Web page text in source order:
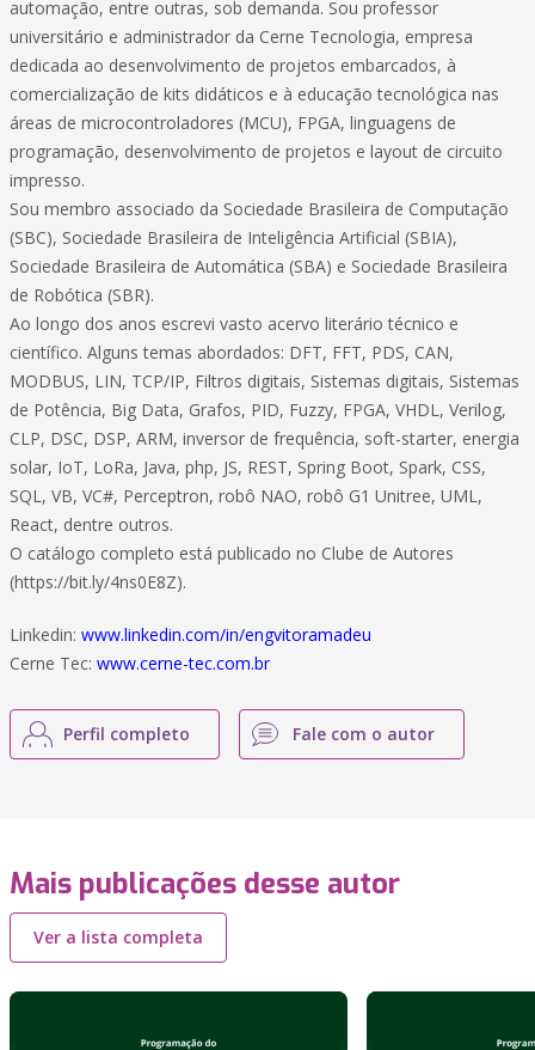
automação, entre outras, sob demanda. Sou professor
universitário e administrador da Cerne Tecnologia, empresa
dedicada ao desenvolvimento de projetos embarcados, à
comercialização de kits didáticos e à educação tecnológica nas
áreas de microcontroladores (MCU), FPGA, linguagens de
programação, desenvolvimento de projetos e layout de circuito
impresso.
Sou membro associado da Sociedade Brasileira de Computação
(SBC), Sociedade Brasileira de Inteligência Artificial (SBIA),
Sociedade Brasileira de Automática (SBA) e Sociedade Brasileira
de Robótica (SBR).
Ao longo dos anos escrevi vasto acervo literário técnico e
científico. Alguns temas abordados: DFT, FFT, PDS, CAN,
MODBUS, LIN, TCP/IP, Filtros digitais, Sistemas digitais, Sistemas
de Potência, Big Data, Grafos, PID, Fuzzy, FPGA, VHDL, Verilog,
CLP, DSC, DSP, ARM, inversor de frequência, soft-starter, energia
solar, IoT, LoRa, Java, php, JS, REST, Spring Boot, Spark, CSS,
SQL, VB, VC#, Perceptron, robô NAO, robô G1 Unitree, UML,
React, dentre outros.
O catálogo completo está publicado no Clube de Autores
(https://bit.ly/4ns0E8Z).
Linkedin: www.linkedin.com/in/engvitoramadeu
Cerne Tec: www.cerne-tec.com.br
Perfil completo Fale com o autor
Mais publicações desse autor
Ver a lista completa